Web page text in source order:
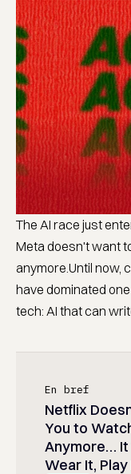
The AI race just
Meta doesn't want
anymore.Until now,
have dominated
tech: AI that can
En bref
Netflix
You to
Anymore…
Wear It, Play